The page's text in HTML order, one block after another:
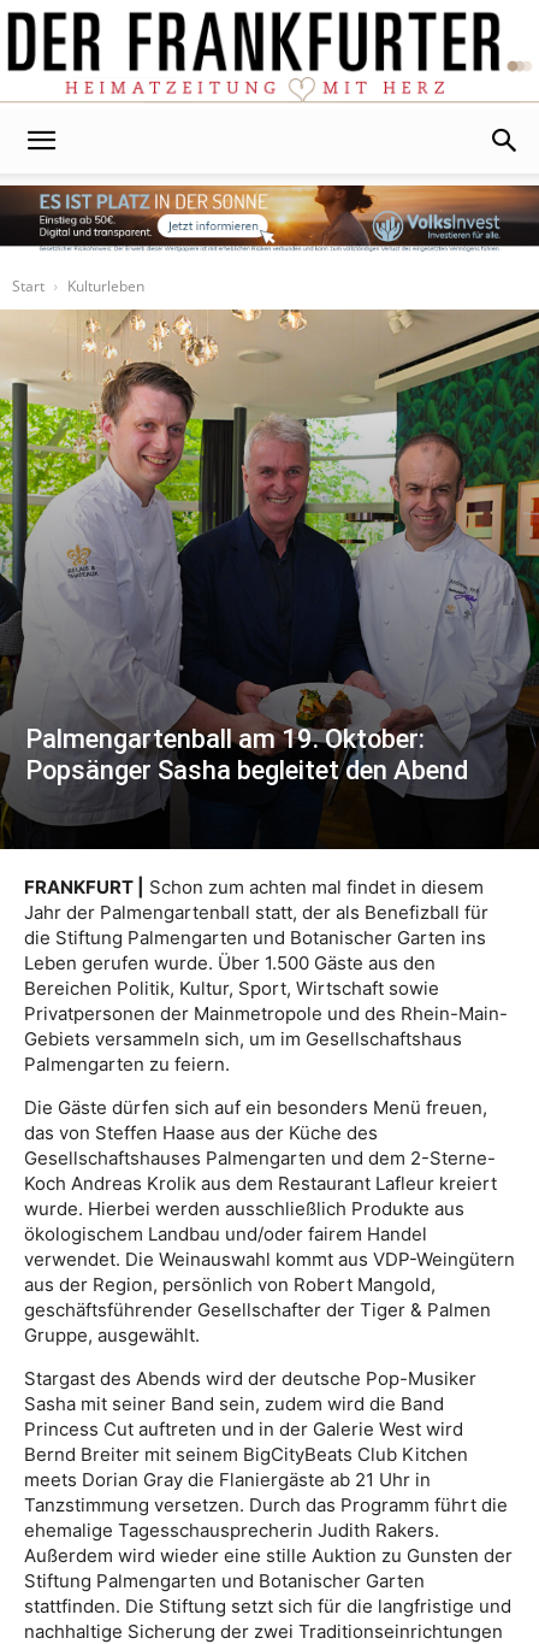
Start
Kulturleben
Palmengartenball am 19. Oktober:
Popsänger Sasha begleitet den Abend
FRANKFURT |
Schon zum achten mal findet in diesem
Jahr der Palmengartenball statt, der als Benefizball für
die Stiftung Palmengarten und Botanischer Garten ins
Leben gerufen wurde. Über 1.500 Gäste aus den
Bereichen Politik, Kultur, Sport, Wirtschaft sowie
Privatpersonen der Mainmetropole und des Rhein-Main-
Gebiets versammeln sich, um im Gesellschaftshaus
Palmengarten zu feiern.
Die Gäste dürfen sich auf ein besonders Menü freuen,
das von Steffen Haase aus der Küche des
Gesellschaftshauses Palmengarten und dem 2-Sterne-
Koch Andreas Krolik aus dem Restaurant Lafleur kreiert
wurde. Hierbei werden ausschließlich Produkte aus
ökologischem Landbau und/oder fairem Handel
verwendet. Die Weinauswahl kommt aus VDP-Weingütern
aus der Region, persönlich von Robert Mangold,
geschäftsführender Gesellschafter der Tiger & Palmen
Gruppe, ausgewählt.
Stargast des Abends wird der deutsche Pop-Musiker
Sasha mit seiner Band sein, zudem wird die Band
Princess Cut auftreten und in der Galerie West wird
Bernd Breiter mit seinem BigCityBeats Club Kitchen
meets Dorian Gray die Flaniergäste ab 21 Uhr in
Tanzstimmung versetzen. Durch das Programm führt die
ehemalige Tagesschausprecherin Judith Rakers.
Außerdem wird wieder eine stille Auktion zu Gunsten der
Stiftung Palmengarten und Botanischer Garten
stattfinden. Die Stiftung setzt sich für die langfristige und
nachhaltige Sicherung der zwei Traditionseinrichtungen